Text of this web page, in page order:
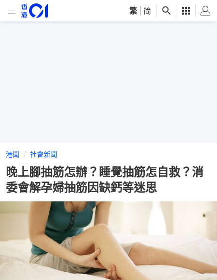
繁 简
港聞 社會新聞
晚上腳抽筋怎辦？睡覺抽筋怎自救？消
委會解孕婦抽筋因缺鈣等迷思